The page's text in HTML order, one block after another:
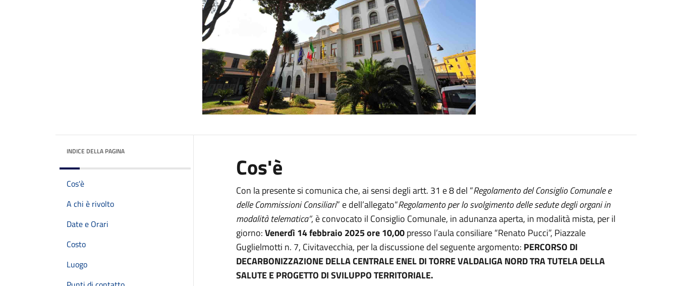
INDICE DELLA PAGINA
Cos'è
A chi è rivolto
Date e Orari
Costo
Luogo
Cos'è
Con la presente si comunica che, ai sensi degli artt. 31 e 8 del “Regolamento del Consiglio Comunale e
delle Commissioni Consiliari” e dell’allegato“Regolamento per lo svolgimento delle sedute degli organi in
modalità telematica”, è convocato il Consiglio Comunale, in adunanza aperta, in modalità mista, per il
giorno:Venerdì 14 febbraio 2025 ore 10,00presso l’aula consiliare “Renato Pucci”, Piazzale
Guglielmotti n. 7, Civitavecchia, per la discussione del seguente argomento: PERCORSO DI
DECARBONIZZAZIONE DELLA CENTRALE ENELDI TORRE VALDALIGA NORD TRA TUTELA DELLA
SALUTEE PROGETTO DI SVILUPPO TERRITORIALE.